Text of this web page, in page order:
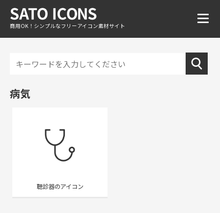
商用OK！シンプルなフリーアイコン素材サイト
病気
聴診器のアイコン